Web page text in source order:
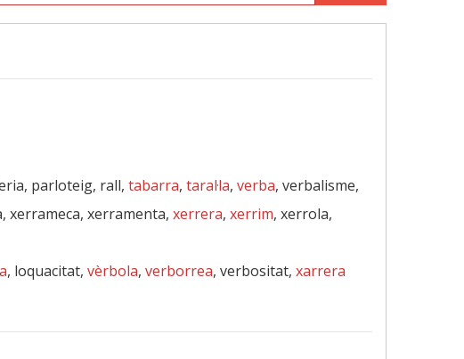
parloteig, rall, tabarra, taral·la, verba, verbalisme,
xerrameca, xerramenta, xerrera, xerrim, xerrola,
, loquacitat, vèrbola, verborrea, verbositat, xarrera